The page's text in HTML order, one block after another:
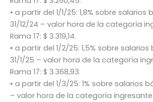
• a partir del 1/1/25: 1,8% sobre salarios
31/12/24 – valor hora de la categoría
Rama 17: $ 3.319,14.
• a partir del 1/2/25: 1,5% sobre
31/1/25 – valor hora de la categoría
Rama 17: $ 3.368,93.
• a partir del 1/3/25: 1% sobre salarios
– valor hora de la categoría ingresante